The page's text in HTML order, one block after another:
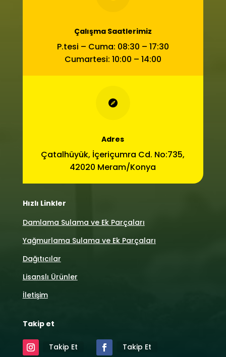
Çalışma Saatlerimiz
P.tesi – Cuma: 08:30 – 17:30
Cumartesi: 10:00 – 14:00

Adres
Çatalhüyük, İçeriçumra Cd. No:735,
42020 Meram/Konya
Hızlı Linkler
Damlama Sulama ve Ek Parçaları
Yağmurlama Sulama ve Ek Parçaları
Dağıtıcılar
Lisanslı Ürünler
İletişim
Takip et
Takip Et Takip Et